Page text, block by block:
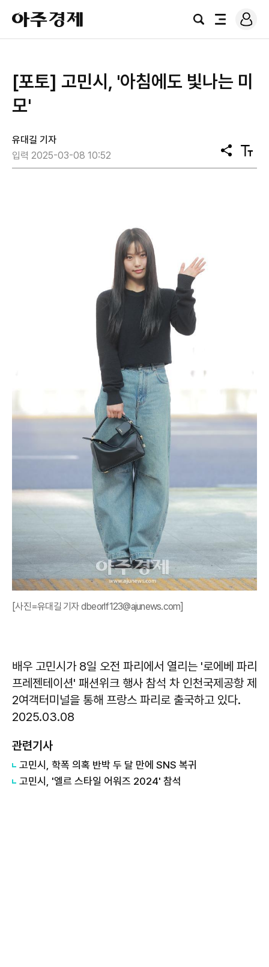
아
주
경
검
전
로
그
[포토] 고민시, '아침에도 빛나는 미
모'
유대길 기자
입력 2025-03-08 10:52
공
유
텍
스
[사진=유대길 기자 dbeorlf123@ajunews.com]
배우 고민시가 8일 오전 파리에서 열리는 '로에베 파리
프레젠테이션' 패션위크 행사 참석 차 인천국제공항 제
2여객터미널을 통해 프랑스 파리로 출국하고 있다.
2025.03.08
관련기사
고민시, 학폭 의혹 반박 두 달 만에 SNS 복귀
고민시, '엘르 스타일 어워즈 2024' 참석